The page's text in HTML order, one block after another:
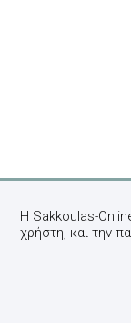
Η Sakkoulas-
χρήστη, και την